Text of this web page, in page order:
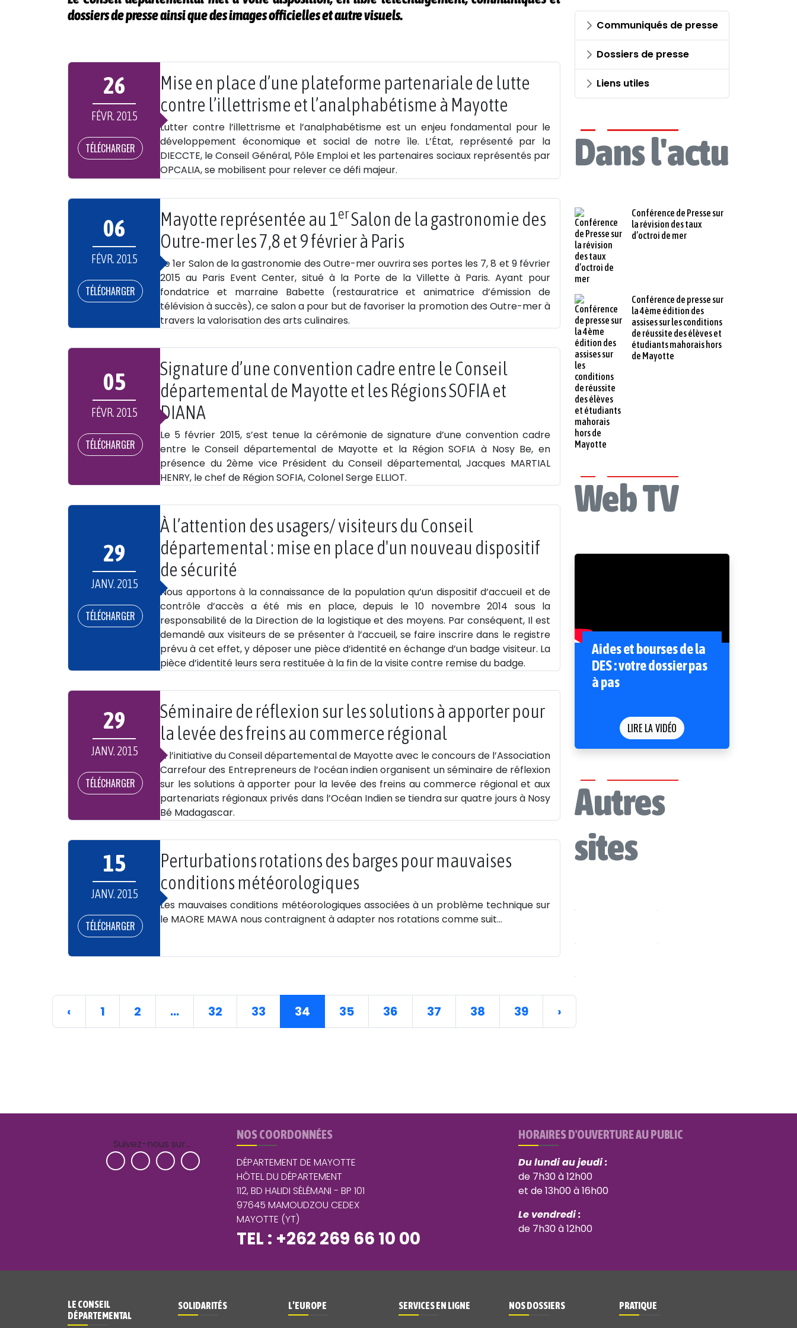
dossiers de presse ainsi que des images officielles et autre visuels.
26
FÉVR. 2015
TÉLÉCHARGER
Mise en place d’une plateforme partenariale de lutte
contre l’illettrisme et l’analphabétisme à Mayotte
Lutter contre l’illettrisme et l’analphabétisme est un enjeu fondamental pour le
développement économique et social de notre île. L’État, représenté par la
DIECCTE, le Conseil Général, Pôle Emploi et les partenaires sociaux représentés par
OPCALIA, se mobilisent pour relever ce défi majeur.
06
FÉVR. 2015
TÉLÉCHARGER
Mayotte représentée au 1erSalon de la gastronomie des
Outre-mer les 7,8 et 9 février à Paris
Le 1er Salon de la gastronomie des Outre-mer ouvrira ses portes les 7, 8 et 9 février
2015 au Paris Event Center, situé à la Porte de la Villette à Paris. Ayant pour
fondatrice et marraine Babette (restauratrice et animatrice d’émission de
télévision à succès), ce salon a pour but de favoriser la promotion des Outre-mer à
travers la valorisation des arts culinaires.
05
FÉVR. 2015
TÉLÉCHARGER
Signature d’une convention cadre entre le Conseil
départemental de Mayotte et les Régions SOFIA et
DIANA
Le 5 février 2015, s’est tenue la cérémonie de signature d’une convention cadre
entre le Conseil départemental de Mayotte et la Région SOFIA à Nosy Be, en
présence du 2ème vice Président du Conseil départemental, Jacques MARTIAL
HENRY, le chef de Région SOFIA, Colonel Serge ELLIOT.
29
JANV. 2015
TÉLÉCHARGER
À l’attention des usagers/ visiteurs du Conseil
départemental : mise en place d'un nouveau dispositif
de sécurité
Nous apportons à la connaissance de la population qu’un dispositif d’accueil et de
contrôle d’accès a été mis en place, depuis le 10 novembre 2014 sous la
responsabilité de la Direction de la logistique et des moyens. Par conséquent, Il est
demandé aux visiteurs de se présenter à l’accueil, se faire inscrire dans le registre
prévu à cet effet, y déposer une pièce d’identité en échange d’un badge visiteur. La
pièce d’identité leurs sera restituée à la fin de la visite contre remise du badge.
29
JANV. 2015
TÉLÉCHARGER
Séminaire de réflexion sur les solutions à apporter pour
la levée des freins au commerce régional
A l’initiative du Conseil départemental de Mayotte avec le concours de l’Association
Carrefour des Entrepreneurs de l’océan indien organisent un séminaire de réflexion
sur les solutions à apporter pour la levée des freins au commerce régional et aux
partenariats régionaux privés dans l’Océan Indien se tiendra sur quatre jours à Nosy
Bé Madagascar.
15
JANV. 2015
TÉLÉCHARGER
Perturbations rotations des barges pour mauvaises
conditions météorologiques
Les mauvaises conditions météorologiques associées à un problème technique sur
le MAORE MAWA nous contraignent à adapter nos rotations comme suit…
‹ 1 2 ... 32 33 34 35 36 37 38 39 ›
Communiqués de presse
Dossiers de presse
Liens utiles
Dans l'actu
Conférence de Presse sur
la révision des taux
d’octroi de mer
Conférence de presse sur
la 4ème édition des
assises sur les conditions
de réussite des élèves et
étudiants mahorais hors
de Mayotte
Web TV
Aides et bourses de la
DES : votre dossier pas
à pas
LIRE LA VIDÉO
Autres
sites
Suivez-nous sur…
NOS COORDONNÉES
DÉPARTEMENT DE MAYOTTE
HÔTEL DU DÉPARTEMENT
112, BD HALIDI SÉLÉMANI - BP 101
97645 MAMOUDZOU CEDEX
MAYOTTE (YT)
TEL : +262 269 66 10 00
HORAIRES D'OUVERTURE AU PUBLIC
Du lundi au jeudi :
de 7h30 à 12h00
et de 13h00 à 16h00
Le vendredi :
de 7h30 à 12h00
LE CONSEIL
DÉPARTEMENTAL
SOLIDARITÉS L’EUROPE SERVICES EN LIGNE NOS DOSSIERS PRATIQUE